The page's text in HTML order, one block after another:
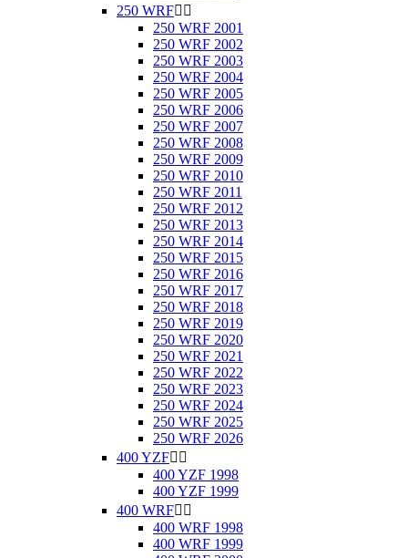
250 WRF 
250 WRF 2001
250 WRF 2002
250 WRF 2003
250 WRF 2004
250 WRF 2005
250 WRF 2006
250 WRF 2007
250 WRF 2008
250 WRF 2009
250 WRF 2010
250 WRF 2011
250 WRF 2012
250 WRF 2013
250 WRF 2014
250 WRF 2015
250 WRF 2016
250 WRF 2017
250 WRF 2018
250 WRF 2019
250 WRF 2020
250 WRF 2021
250 WRF 2022
250 WRF 2023
250 WRF 2024
250 WRF 2025
250 WRF 2026
400 YZF 
400 YZF 1998
400 YZF 1999
400 WRF 
400 WRF 1998
400 WRF 1999